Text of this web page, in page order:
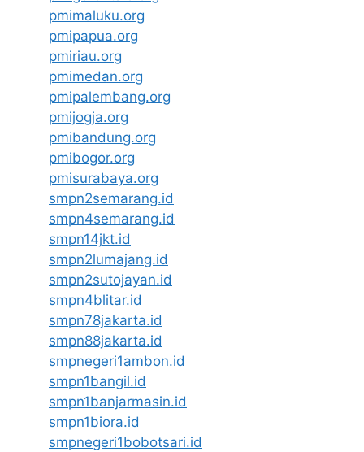
pmimaluku.org
pmipapua.org
pmiriau.org
pmimedan.org
pmipalembang.org
pmijogja.org
pmibandung.org
pmibogor.org
pmisurabaya.org
smpn2semarang.id
smpn4semarang.id
smpn14jkt.id
smpn2lumajang.id
smpn2sutojayan.id
smpn4blitar.id
smpn78jakarta.id
smpn88jakarta.id
smpnegeri1ambon.id
smpn1bangil.id
smpn1banjarmasin.id
smpn1biora.id
smpnegeri1bobotsari.id